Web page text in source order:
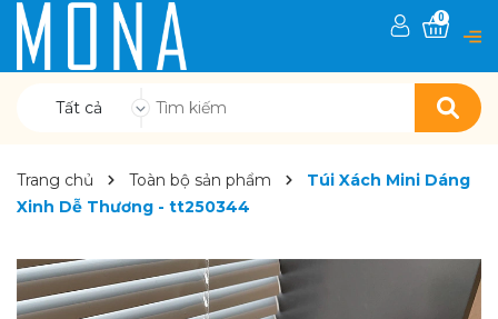
Tất cả
0
Trang chủ Toàn bộ sản phẩm
Túi Xách Mini Dáng
Xinh Dễ Thương - tt250344